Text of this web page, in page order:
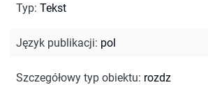
Typ: Tekst
Język publikacji: pol
Szczegółowy typ obiektu: rozdz